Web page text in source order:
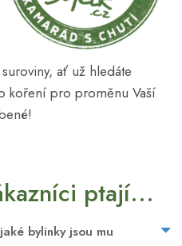
ať už hledáte
koření pro proměnu Vaší
ptají...
bylinky jsou mu